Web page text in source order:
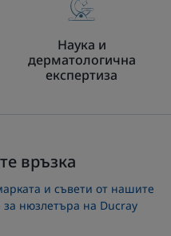
Наука и
дерматологична
експертиза
връзка
и съвети от нашите
за нюзлетъра на Ducray